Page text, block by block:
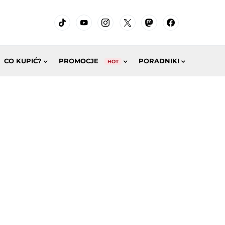
CO KUPIĆ? PROMOCJE HOT PORADNIKI